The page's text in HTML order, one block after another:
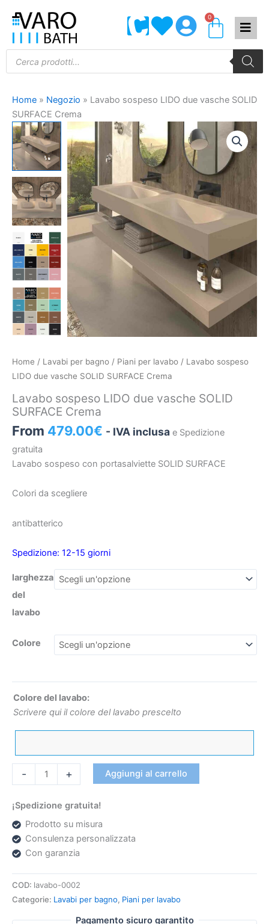
contenuto
0
€338.55
Products
search
Home » Negozio » Lavabo sospeso LIDO due vasche SOLID
SURFACE Crema
Home / Lavabi per bagno / Piani per lavabo / Lavabo sospeso
LIDO due vasche SOLID SURFACE Crema
Lavabo sospeso LIDO due vasche SOLID
SURFACE Crema
From 479.00€ - IVA inclusa e Spedizione
gratuita
Lavabo sospeso con portasalviette SOLID SURFACE
Colori da scegliere
antibatterico
Spedizione: 12-15 giorni
larghezza
del
lavabo
Colore
Colore del lavabo:
Scrivere qui il colore del lavabo prescelto
-
Lavabo
sospeso
due
vasche
SOLID
SURFACE
Crema
+ Aggiungi al carrello
¡Spedizione gratuita!
Prodotto su misura
Consulenza personalizzata
Con garanzia
COD: lavabo-0002
Categorie: Lavabi per bagno, Piani per lavabo
Pagamento sicuro garantito